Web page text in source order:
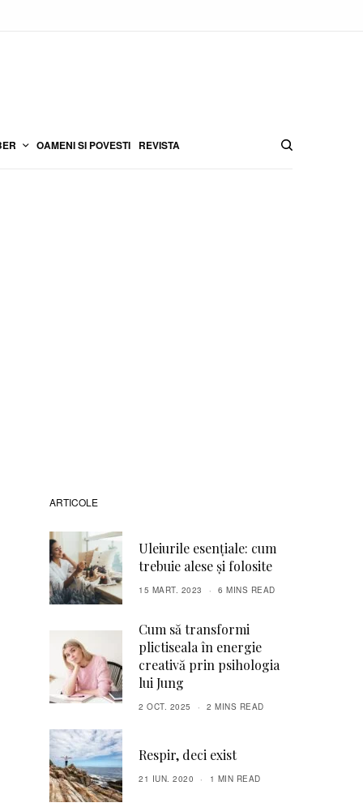
OAMENI SI POVESTI REVISTA
ARTICOLE
Uleiurile esențiale: cum
trebuie alese și folosite
15 MART. 2023 6 MINS READ
Cum să transformi
plictiseala în energie
creativă prin psihologia
lui Jung
2 OCT. 2025 2 MINS READ
Respir, deci exist
21 IUN. 2020 1 MIN READ